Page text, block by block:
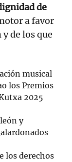
de
a favor
de los que
musical
los Premios
2025
y
los derechos